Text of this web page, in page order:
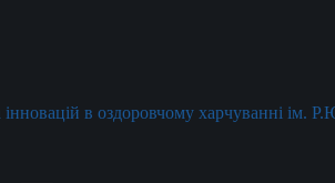
інновацій в оздоровчому харчуванні ім.